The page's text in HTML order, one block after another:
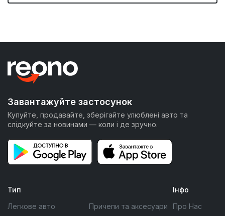
Завантажуйте застосунок
Купуйте, продавайте, зберігайте улюблені авто та
слідкуйте за новинами — коли і де зручно.
Тип
Легкове авто
Причепи та аксесуари
Інфо
Про Нас